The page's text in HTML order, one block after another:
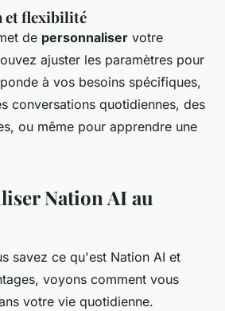
et flexibilité
de personnaliser votre
ajuster les paramètres pour
à vos besoins spécifiques,
conversations quotidiennes, des
ou même pour apprendre une
Nation AI au
savez ce qu'est Nation AI et
voyons comment vous
votre vie quotidienne.